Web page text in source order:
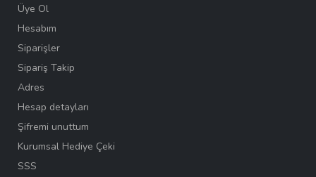
Üye Ol
Hesabım
Siparişler
Sipariş Takip
Adres
Hesap detayları
Şifremi unuttum
Kurumsal Hediye Çeki
SSS